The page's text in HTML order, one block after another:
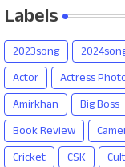
Labels
2023song
Actor
Actress
Amirkhan
Big Boss
Book Review
Cricket
CSK